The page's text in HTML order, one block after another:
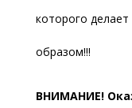
которого
образом!!!
ВНИМАНИЕ!